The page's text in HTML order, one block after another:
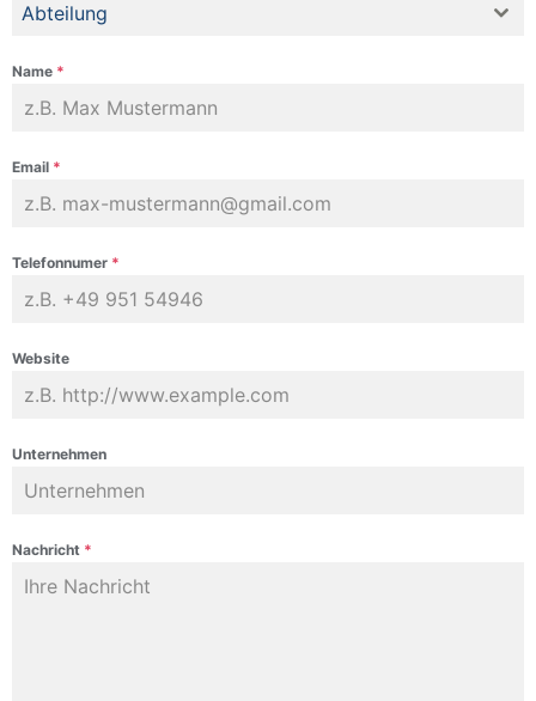
Abteilung
Name *
Email *
Telefonnumer *
Website
Unternehmen
Nachricht *